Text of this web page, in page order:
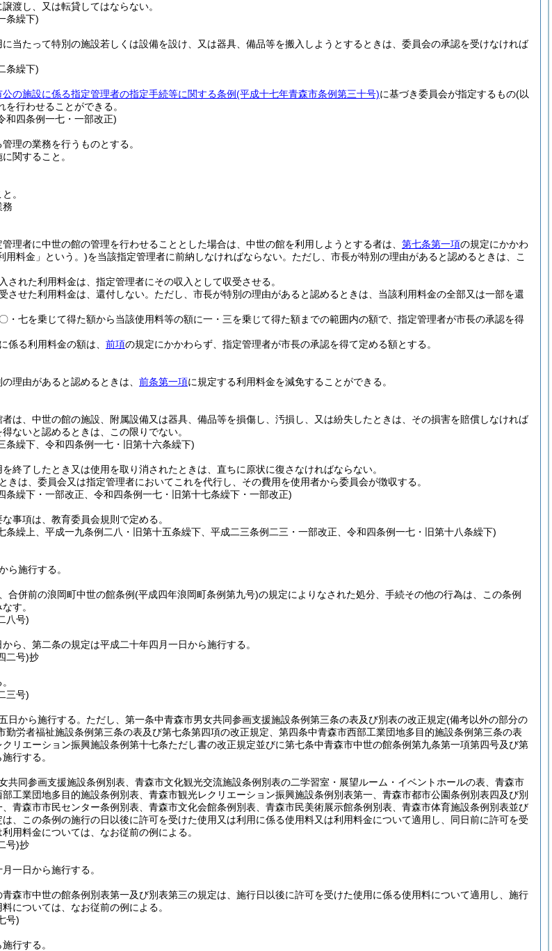
渡し、又は転貸してはならない。
条繰下)
当たって特別の施設若しくは設備を設け、又は器具、備品等を搬入しようとするときは、委員会の承認を受けなければ
条繰下)
公の施設に係る指定管理者の指定手続等に関する条例(平成十七年青森市条例第三十号)に基づき委員会が指定するもの(以
を行わせることができる。
和四条例一七・一部改正)
理の業務を行うものとする。
関すること。
。
務
理者に中世の館の管理を行わせることとした場合は、中世の館を利用しようとする者は、 第七条第一項の規定にかかわ
用料金」という。)を当該指定管理者に前納しなければならない。 ただし、市長が特別の理由があると認めるときは、こ
された利用料金は、指定管理者にその収入として収受させる。
させた利用料金は、還付しない。 ただし、市長が特別の理由があると認めるときは、当該利用料金の全部又は一部を還
・七を乗じて得た額から当該使用料等の額に一・三を乗じて得た額までの範囲内の額で、指定管理者が市長の承認を得
係る利用料金の額は、 前項の規定にかかわらず、指定管理者が市長の承認を得て定める額とする。
理由があると認めるときは、 前条第一項に規定する利用料金を減免することができる。
は、中世の館の施設、附属設備又は器具、備品等を損傷し、汚損し、又は紛失したときは、その損害を賠償しなければ
ないと認めるときは、この限りでない。
条繰下、令和四条例一七・旧第十六条繰下)
終了したとき又は使用を取り消されたときは、直ちに原状に復さなければならない。
きは、委員会又は指定管理者においてこれを代行し、その費用を使用者から委員会が徴収する。
条繰下・一部改正、令和四条例一七・旧第十七条繰下・一部改正)
事項は、教育委員会規則で定める。
条繰上、平成一九条例二八・旧第十五条繰下、平成二三条例二三・一部改正、令和四条例一七・旧第十八条繰下)
ら施行する。
合併前の浪岡町中世の館条例(平成四年浪岡町条例第九号)の規定によりなされた処分、手続その他の行為は、この条例
す。
八号)
ら、第二条の規定は平成二十年四月一日から施行する。
二号)抄
三号)
日から施行する。 ただし、第一条中青森市男女共同参画支援施設条例第三条の表及び別表の改正規定(備考以外の部分の
勤労者福祉施設条例第三条の表及び第七条第四項の改正規定、第四条中青森市西部工業団地多目的施設条例第三条の表
リエーション振興施設条例第十七条ただし書の改正規定並びに第七条中青森市中世の館条例第九条第一項第四号及び第
行する。
共同参画支援施設条例別表、青森市文化観光交流施設条例別表の二学習室・展望ルーム・イベントホールの表、青森市
工業団地多目的施設条例別表、青森市観光レクリエーション振興施設条例別表第一、青森市都市公園条例別表四及び別
青森市市民センター条例別表、青森市文化会館条例別表、青森市民美術展示館条例別表、青森市体育施設条例別表並び
、この条例の施行の日以後に許可を受けた使用又は利用に係る使用料又は利用料金について適用し、同日前に許可を受
用料金については、なお従前の例による。
号)抄
一日から施行する。
森市中世の館条例別表第一及び別表第三の規定は、施行日以後に許可を受けた使用に係る使用料について適用し、施行
については、なお従前の例による。
号)
行する。